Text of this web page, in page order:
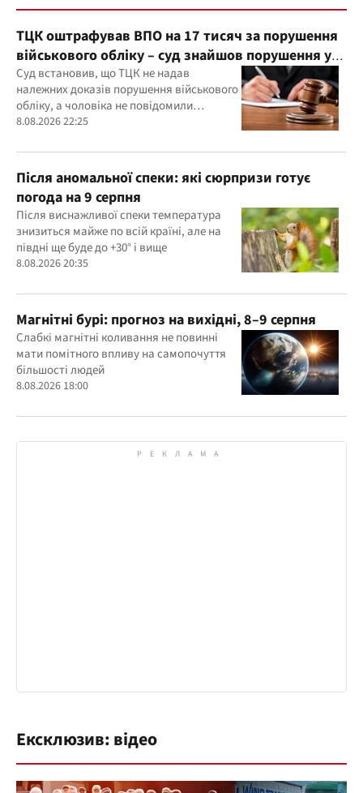
ТЦК оштрафував ВПО на 17 тисяч за порушення
військового обліку – суд знайшов порушення у
діях ТЦК
Суд встановив, що ТЦК не надав
належних доказів порушення військового
обліку, а чоловіка не повідомили
належним чином про дату та місце
8.08.2026 22:25
Після аномальної спеки: які сюрпризи готує
погода на 9 серпня
Після виснажливої спеки температура
знизиться майже по всій країні, але на
півдні ще буде до +30° і вище
8.08.2026 20:35
Магнітні бурі: прогноз на вихідні, 8–9 серпня
Слабкі магнітні коливання не повинні
мати помітного впливу на самопочуття
більшості людей
8.08.2026 18:00
Ексклюзив: відео